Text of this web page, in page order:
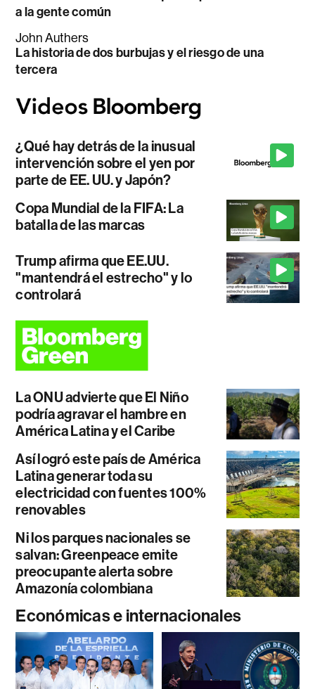
a la gente común
John Authers
La historia de dos burbujas y el riesgo de una
tercera
¿Qué hay detrás de la inusual
intervención sobre el yen por
parte de EE. UU. y Japón?
Copa Mundial de la FIFA: La
batalla de las marcas
Trump afirma que EE.UU.
"mantendrá el estrecho" y lo
controlará
La ONU advierte que El Niño
podría agravar el hambre en
América Latina y el Caribe
Así logró este país de América
Latina generar toda su
electricidad con fuentes 100%
renovables
Ni los parques nacionales se
salvan: Greenpeace emite
preocupante alerta sobre
Amazonía colombiana
Económicas e internacionales